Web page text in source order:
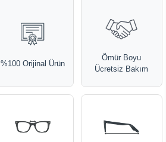
%100 Orijinal Ürün
Ömür Boyu
Ücretsiz Bakım